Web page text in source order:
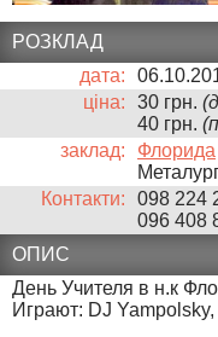
РОЗКЛАД
дата:
ціна:
30 грн.
40 грн.
заклад:
Флорида
Контакти:
098 224
096 408
ОПИС
День Учителя в н.к
Играют: DJ